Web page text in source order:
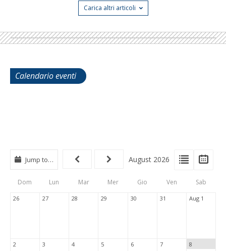
Carica altri articoli
Calendario eventi
View
Type
Tabs
View
List
Jump to… August 2026
Dom Lun Mar Mer Gio Ven Sab
26 27 28 29 30 31 Aug 1
2 3 4 5 6 7 8